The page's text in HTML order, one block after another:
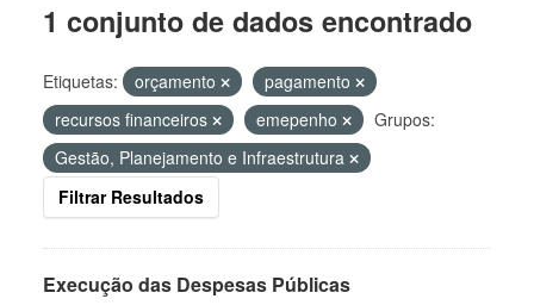
1 conjunto de dados encontrado
Etiquetas: orçamento
pagamento
recursos financeiros
emepenho
Grupos:
Gestão, Planejamento e Infraestrutura
Filtrar Resultados
Execução das Despesas Públicas